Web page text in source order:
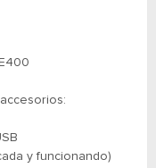
y funcionando)